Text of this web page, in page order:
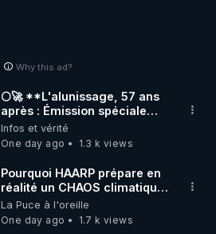
Why this ad?
🌕🚀 **L'alunissage, 57 ans
après : Émission spéciale
avec John Doe !** 👨 🚀✨
Infos et vérité
One day ago
1.3 k views
Pourquoi HAARP prépare en
réalité un CHAOS climatique,
on répond
La Puce à l'oreille
One day ago
1.7 k views